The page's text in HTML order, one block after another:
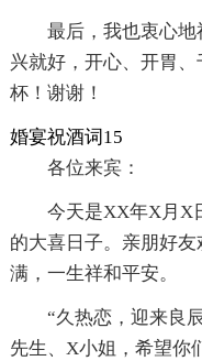
最后，我也衷心
兴就好，开心、开胃
杯！谢谢！
婚宴祝酒词15
各位来宾：
今天是XX年X月X
的大喜日子。亲朋好
满，一生祥和平安。
“久热恋，迎来良
先生、X小姐，希望你